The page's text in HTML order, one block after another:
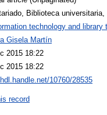
Biblioteca
technology and library
Gisela Martín
2015 18:22
2015 18:22
10760/28535
record